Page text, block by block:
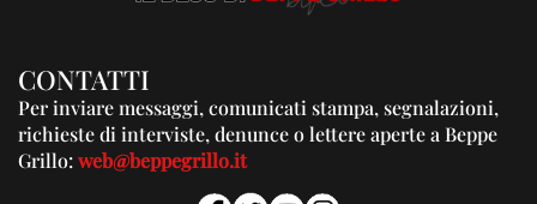
CONTATTI
Per inviare messaggi, comunicati stampa, segnalazioni,
richieste di interviste, denunce o lettere aperte a Beppe
Grillo:web@beppegrillo.it